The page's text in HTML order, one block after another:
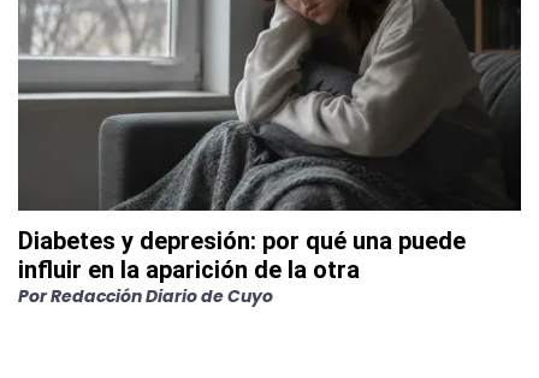
Diabetes y depresión: por qué una puede
influir en la aparición de la otra
PorRedacción Diario de Cuyo